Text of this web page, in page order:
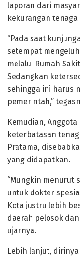
laporan dari
kekurangan
“Pada saat
setempat
melalui Rumah
Sedangkan
sehingga ini harus
pemerintah,”
Kemudian,
keterbatasan
Pratama,
yang didapatkan.
“Mungkin menurut
untuk dokter
Kota justru lebih
daerah pelosok
ujarnya.
Lebih lanjut,